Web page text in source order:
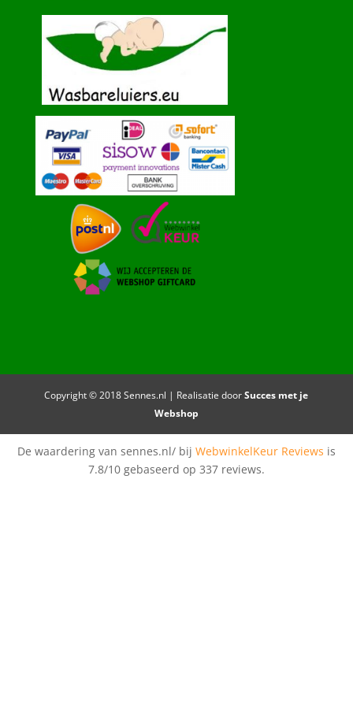
Copyright © 2018 Sennes.nl | Realisatie doorSucces met je
Webshop
De waardering van sennes.nl/ bij WebwinkelKeur Reviews is
7.8/10 gebaseerd op 337 reviews.